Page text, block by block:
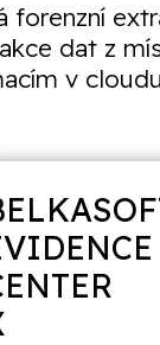
forenzní
dat z
v